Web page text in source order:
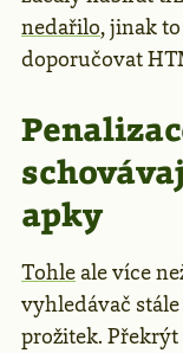
nedařilo, jinak
doporučovat
apky
Tohleale více
vyhledávač
prožitek.